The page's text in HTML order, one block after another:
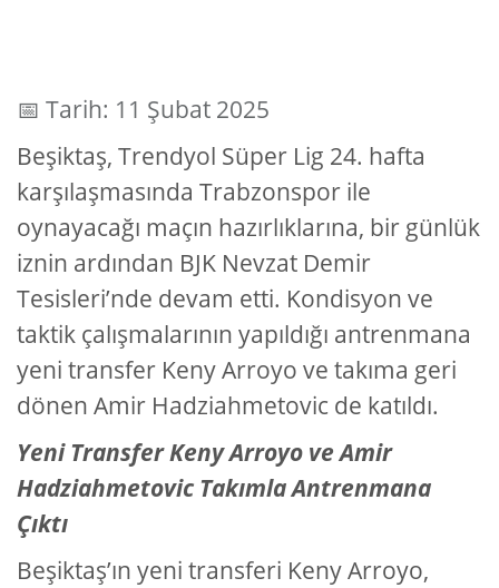
📅 Tarih: 11 Şubat 2025
Beşiktaş, Trendyol Süper Lig 24. hafta
karşılaşmasında Trabzonspor ile
oynayacağı maçın hazırlıklarına, bir günlük
iznin ardından BJK Nevzat Demir
Tesisleri’nde devam etti. Kondisyon ve
taktik çalışmalarının yapıldığı antrenmana
yeni transfer Keny Arroyo ve takıma geri
dönen Amir Hadziahmetovic de katıldı.
Yeni Transfer Keny Arroyo ve Amir
Hadziahmetovic Takımla Antrenmana
Çıktı
Beşiktaş’ın yeni transferi Keny Arroyo,